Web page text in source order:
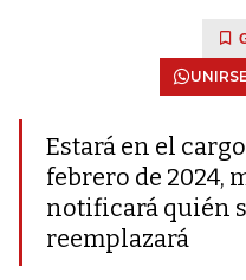
Estará en el
febrero de 2024,
notificará quién
reemplazará